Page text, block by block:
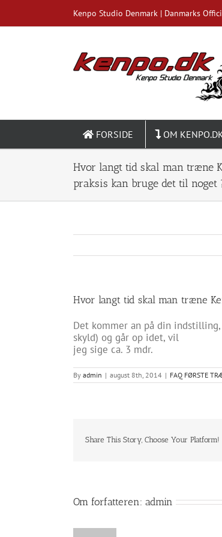
content
Kenpo Studio Denmark | Danmarks
FORSIDE OM
Hvor langt tid skal man træne
praksis kan bruge det til noget
Hvor langt tid skal man træne
Det kommer an på din
skyld) og går op idet, vil
jeg sige ca. 3 mdr.
By admin | august 8th, 2014 | FAQ FØRSTE
Share This Story, Choose Your Platform!
Om forfatteren: admin